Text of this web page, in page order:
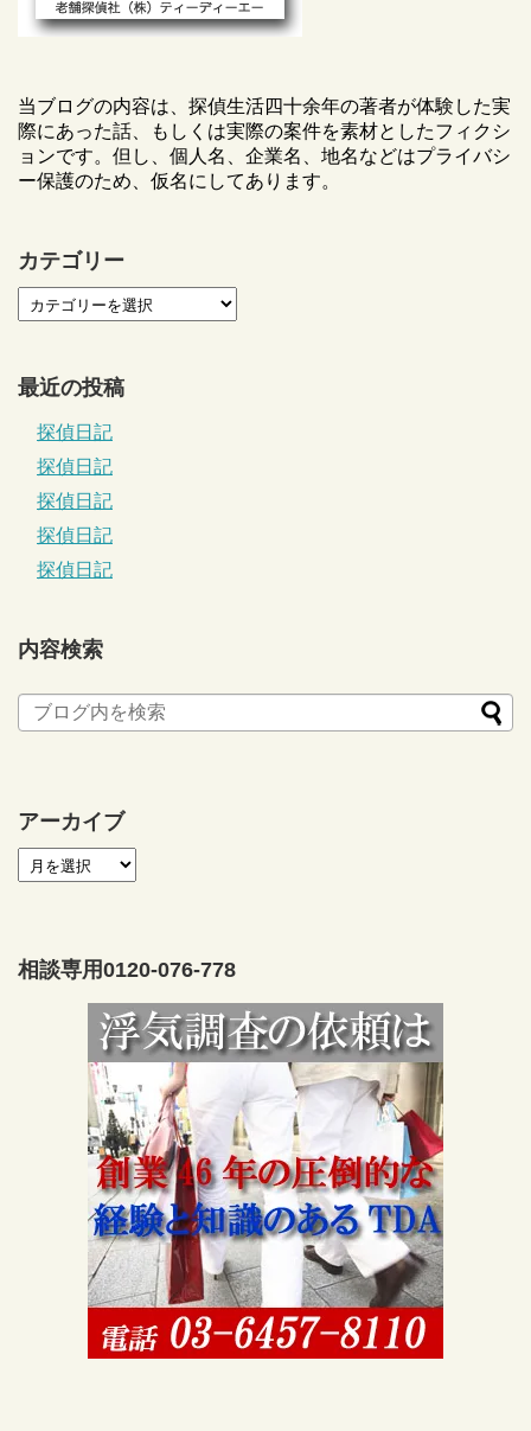
当ブログの内容は、探偵生活四十余年の著者が体験した実
際にあった話、もしくは実際の案件を素材としたフィクシ
ョンです。但し、個人名、企業名、地名などはプライバシ
ー保護のため、仮名にしてあります。
カテゴリー
最近の投稿
探偵日記
探偵日記
探偵日記
探偵日記
探偵日記
内容検索
アーカイブ
相談専用0120-076-778